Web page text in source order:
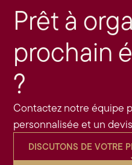
Prêt à
prochain
?
Contactez notre équipe
personnalisée et un
DISCUTONS DE VOTRE